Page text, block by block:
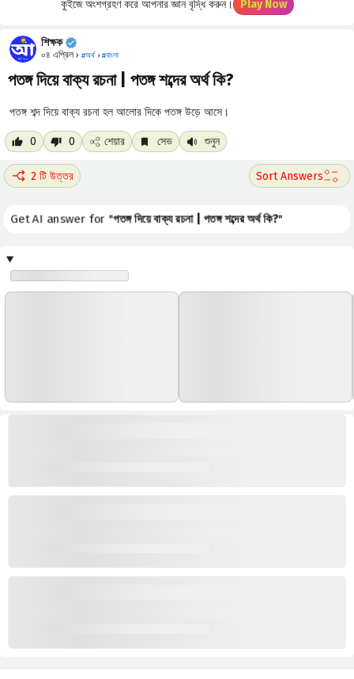
কুইজে অংশগ্রহণ করে আপনার জ্ঞান বৃদ্ধি করুন। Play Now
শিক্ষক
০৪ এপ্রিল › #অর্থ › #বাংলা
পতঙ্গ দিয়ে বাক্য রচনা | পতঙ্গ শব্দের অর্থ কি?
পতঙ্গ শব্দ দিয়ে বাক্য রচনা হল আলোর দিকে পতঙ্গ উড়ে আসে।
0 0 শেয়ার সেভ শুনুন
2 টি উত্তর
Get AI answer for "পতঙ্গ দিয়ে বাক্য রচনা | পতঙ্গ শব্দের অর্থ কি?"